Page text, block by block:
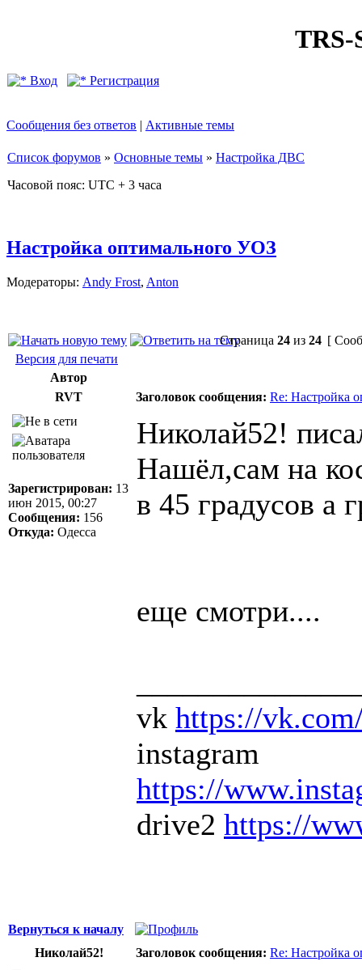
TRS-
Вход Регистрация
Сообщения без ответов | Активные темы
Список форумов » Основные темы » Настройка ДВС
Часовой пояс: UTC + 3 часа
Настройка оптимального УОЗ
Модераторы: Andy Frost, Anton
Страница 24 из 24 [
Версия для печати
Автор
RVT
Заголовок сообщения: Re: Настройка
Зарегистрирован: 13
июн 2015, 00:27
Сообщения: 156
Откуда: Одесса
Николай52!
Нашёл,сам на
в 45 градусов а
еще смотри....
vk https://
instagram
https://
drive2 https://
Вернуться к началу
Николай52!
Заголовок сообщения: Re: Настройка